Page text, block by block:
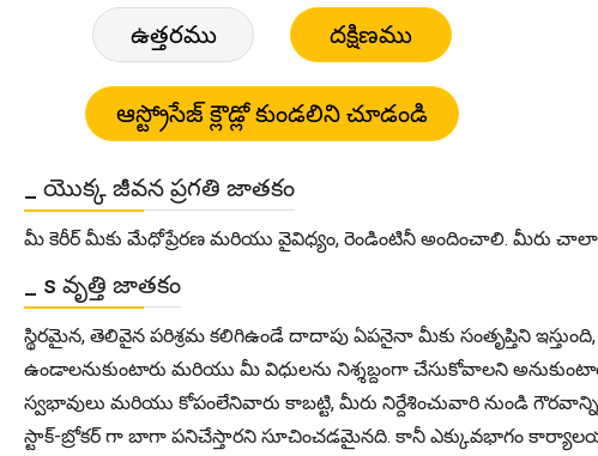
ఉత్తరము దక్షిణము
_ యొక్క జీవన ప్రగతి జాతకం
మీ కెరీర్ మీకు మేధోప్రేరణ మరియు వైవిధ్యం, రెండింటినీ అందించాలి. మీరు
_ s వృత్తి జాతకం
స్థిరమైన, తెలివైన పరిశ్రమ కలిగిఉండే దాదాపు ఏపనైనా మీకు సంతృప్తిని
ఉండాలనుకుంటారు మరియు మీ విధులను నిశ్శబ్దంగా చేసుకోవాలని
స్వభావులు మరియు కోపంలేనివారు కాబట్టి, మీరు నిర్దేశించువారి నుండి
స్టాక్-బ్రోకర్ గా బాగా పనిచేస్తారని సూచించడమైనది. కానీ ఎక్కువభాగం